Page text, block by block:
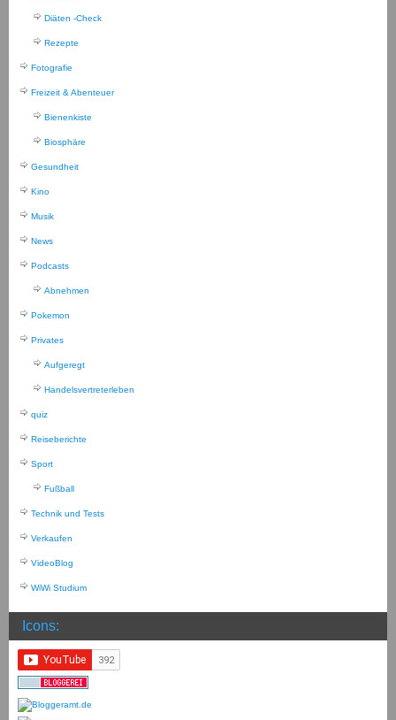
Diäten -Check
Rezepte
Fotografie
Freizeit & Abenteuer
Bienenkiste
Biosphäre
Gesundheit
Kino
Musik
News
Podcasts
Abnehmen
Pokemon
Privates
Aufgeregt
Handelsvertreterleben
quiz
Reiseberichte
Sport
Fußball
Technik und Tests
Verkaufen
VideoBlog
WiWi Studium
Icons: